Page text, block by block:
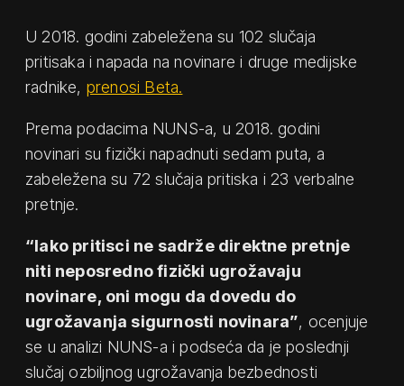
U 2018. godini zabeležena su 102 slučaja
pritisaka i napada na novinare i druge medijske
radnike, prenosi Beta.
Prema podacima NUNS-a, u 2018. godini
novinari su fizički napadnuti sedam puta, a
zabeležena su 72 slučaja pritiska i 23 verbalne
pretnje.
“Iako pritisci ne sadrže direktne pretnje
niti neposredno fizički ugrožavaju
novinare, oni mogu da dovedu do
ugrožavanja sigurnosti novinara”, ocenjuje
se u analizi NUNS-a i podseća da je poslednji
slučaj ozbiljnog ugrožavanja bezbednosti